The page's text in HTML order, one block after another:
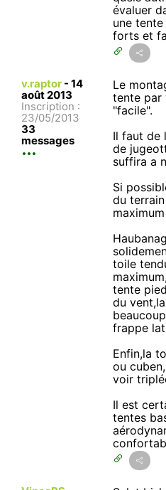
évaluer
une
forts et
v.raptor - 14
août 2013
Inscription :
23/05/2013
33
messages
Le
tente par
"facile".
Il faut de
de
suffira a
Si
du
toile
tente
du
frappe
Enfin,la
ou
voir
Il est
tentes